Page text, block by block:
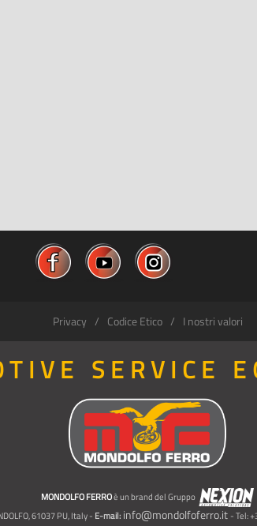
Privacy Codice Etico I nostri valori
SERVICE
MONDOLFO FERROè un brand del Gruppo
61037 PU, Italy - E-mail: info@mondolfoferro.it - Tel: